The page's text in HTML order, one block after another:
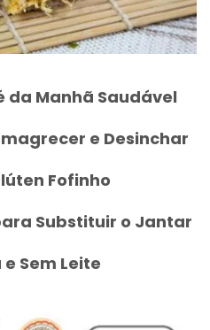
da Manhã Saudável
e Desinchar
Fofinho
Substituir o Jantar
Sem Leite